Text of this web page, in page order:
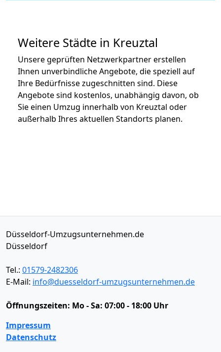
Weitere Städte in Kreuztal
Unsere geprüften Netzwerkpartner erstellen
Ihnen unverbindliche Angebote, die speziell auf
Ihre Bedürfnisse zugeschnitten sind. Diese
Angebote sind kostenlos, unabhängig davon, ob
Sie einen Umzug innerhalb von Kreuztal oder
außerhalb Ihres aktuellen Standorts planen.
Düsseldorf-Umzugsunternehmen.de
Düsseldorf
Tel.: 01579-2482306
E-Mail: info@duesseldorf-umzugsunternehmen.de
Öffnungszeiten: Mo - Sa: 07:00 - 18:00 Uhr
Impressum
Datenschutz